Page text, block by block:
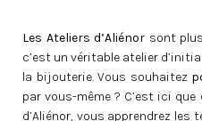
Les Ateliers d’Aliénor sont
c’est un véritable atelier
la bijouterie. Vous souhaitez
par vous-même ? C’est ici
d’Aliénor, vous apprendrez les